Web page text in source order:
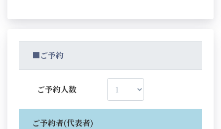
■ご予約
ご予約人数
ご予約者(代表者)